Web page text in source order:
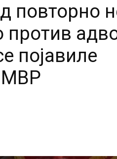
повторно
појавиле
МВР